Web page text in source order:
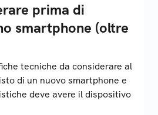
prima di
smartphone (oltre
tecniche da considerare al
di un nuovo smartphone e
deve avere il dispositivo